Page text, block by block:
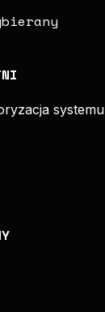
systemu